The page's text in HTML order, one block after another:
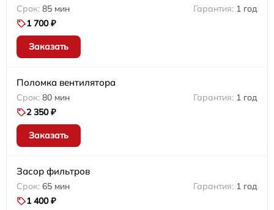
85 мин
1 год
1 700 ₽
Заказать
Поломка вентилятора
80 мин
1 год
2 350 ₽
Заказать
Засор фильтров
65 мин
1 год
1 400 ₽